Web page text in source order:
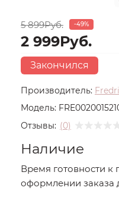
Производитель:
Модель:
Отзывы: (0)
5 899Руб. -49%
2 999Руб.
Закончился
Наличие
Время готовности к
оформлении заказа